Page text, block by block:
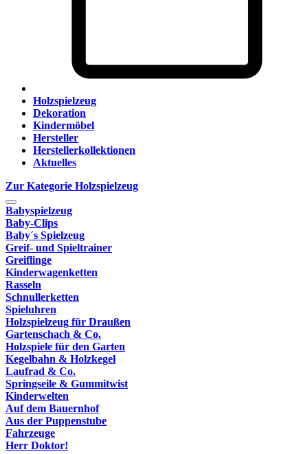
Holzspielzeug
Dekoration
Kindermöbel
Hersteller
Herstellerkollektionen
Aktuelles
Zur Kategorie Holzspielzeug
Babyspielzeug
Baby-Clips
Baby´s Spielzeug
Greif- und Spieltrainer
Greiflinge
Kinderwagenketten
Rasseln
Schnullerketten
Spieluhren
Holzspielzeug für Draußen
Gartenschach & Co.
Holzspiele für den Garten
Kegelbahn & Holzkegel
Laufrad & Co.
Springseile & Gummitwist
Kinderwelten
Auf dem Bauernhof
Aus der Puppenstube
Fahrzeuge
Herr Doktor!